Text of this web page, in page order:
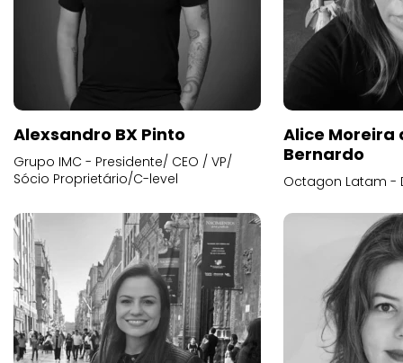
Alexsandro BX Pinto
Grupo IMC - Presidente/ CEO / VP/
Sócio Proprietário/C-level
Alice
Bernardo
Octagon Latam -